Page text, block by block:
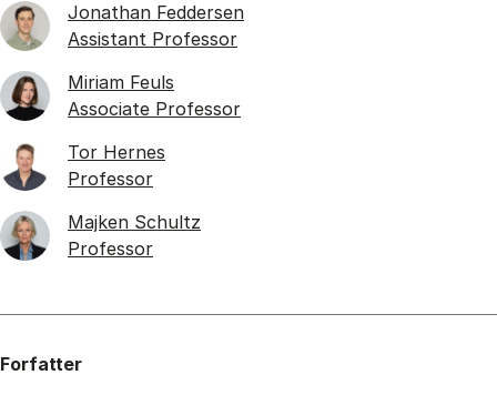
Jonathan Feddersen
Assistant Professor
Miriam Feuls
Associate Professor
Tor Hernes
Professor
Majken Schultz
Professor
Forfatter